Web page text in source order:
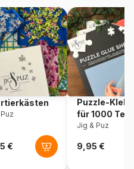
Clementoni-38013
8005125380138
13200 Teile
291 x 134 cm
Puzzle-
für 1000
Jig & Puz